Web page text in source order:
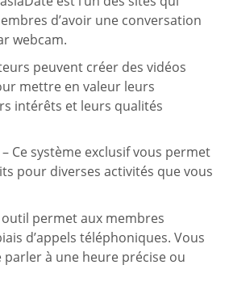
d’avoir une conversation
webcam.
peuvent créer des vidéos
mettre en valeur leurs
intérêts et leurs qualités
Ce système exclusif vous permet
pour diverses activités que vous
outil permet aux membres
d’appels téléphoniques. Vous
parler à une heure précise ou